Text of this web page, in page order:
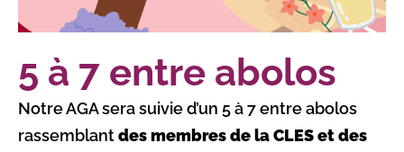
5 à 7 entre abolos
Notre AGA sera suivie d’un 5 à 7 entre abolos
rassemblantdesmembres de la CLES et des